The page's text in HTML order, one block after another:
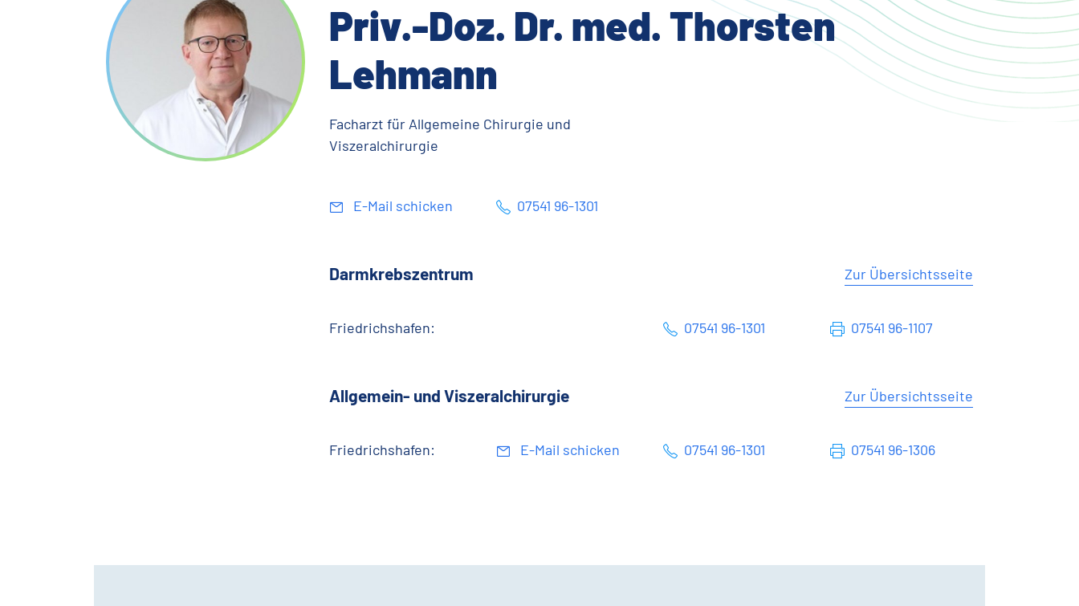
Priv.-Doz. Dr. med. Thorsten
Lehmann
Facharzt für Allgemeine Chirurgie und
Viszeralchirurgie
E-Mail schicken 07541 96-1301
Darmkrebszentrum Zur Übersichtsseite
Friedrichshafen: 07541 96-1301 07541 96-1107
Allgemein- und Viszeralchirurgie Zur Übersichtsseite
Friedrichshafen: E-Mail schicken 07541 96-1301 07541 96-1306